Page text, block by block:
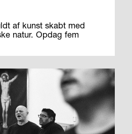
af kunst skabt med
natur. Opdag fem